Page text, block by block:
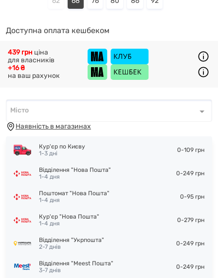
Доступна оплата кешбеком
+16 ₴
на ваш рахунок
439 грн ціна
для власників
Місто*
Місто
Наявність в магазинах
Кур'єр по Києву
1-3 дні
0-109 грн
Відділення "Нова Пошта"
1-4 дня
0-249 грн
Поштомат "Нова Пошта"
1-4 дня
0-95 грн
Кур'єр "Нова Пошта"
1-4 дня
0-279 грн
Відділення "Укрпошта"
2-7 днів
0-249 грн
Відділення "Meest Пошта"
3-7 днів
0-249 грн